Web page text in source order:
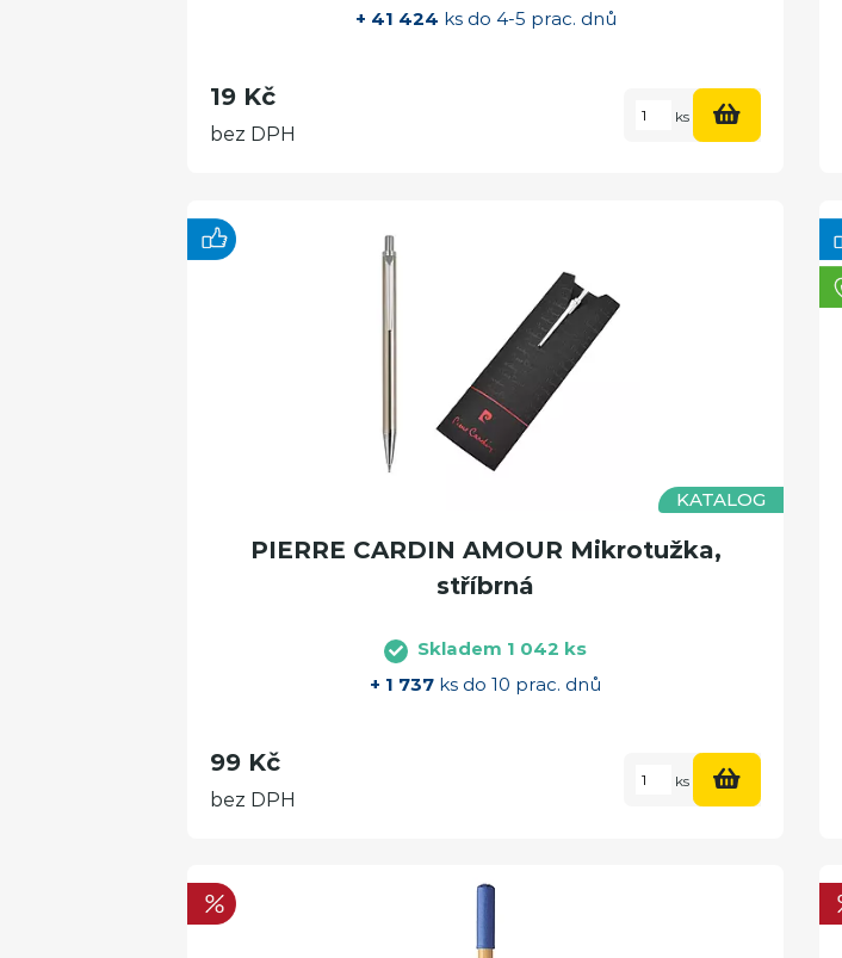
+ 41 424 ks do 4-5 prac. dnů
19 Kč
bez DPH
ks
KATALOG
PIERRE CARDIN AMOUR Mikrotužka,
stříbrná
Skladem 1 042 ks
+ 1 737 ks do 10 prac. dnů
99 Kč
bez DPH
ks